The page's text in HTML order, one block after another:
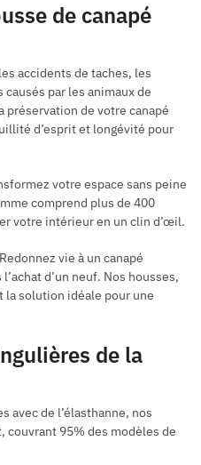
de canapé
accidents de taches, les
par les animaux de
préservation de votre canapé
d’esprit et longévité pour
votre espace sans peine
comprend plus de 400
votre intérieur en un clin d’œil.
vie à un canapé
d’un neuf. Nos housses,
la solution idéale pour une
de la
avec de l’élasthanne, nos
couvrant 95% des modèles de